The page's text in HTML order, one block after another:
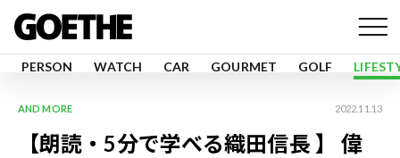
PERSON WATCH CAR GOURMET GOLF
AND MORE 2022.11.13
【朗読・5分で学べる織田信長 】 偉